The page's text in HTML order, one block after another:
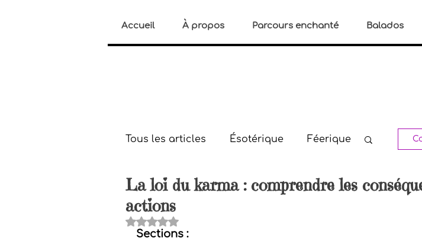
Accueil À propos Parcours enchanté Balados
Tous les articles Ésotérique Féerique
Histoires paranormales Spirituel
Bien-être
La loi du karma : comprendre les
actions
Noté NaN étoiles sur 5.
Sections :